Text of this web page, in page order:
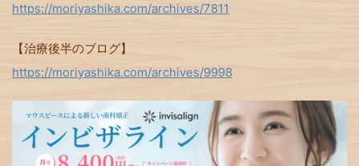
https://moriyashika.com/archives/7811
【治療後半のブログ】
https://moriyashika.com/archives/9998